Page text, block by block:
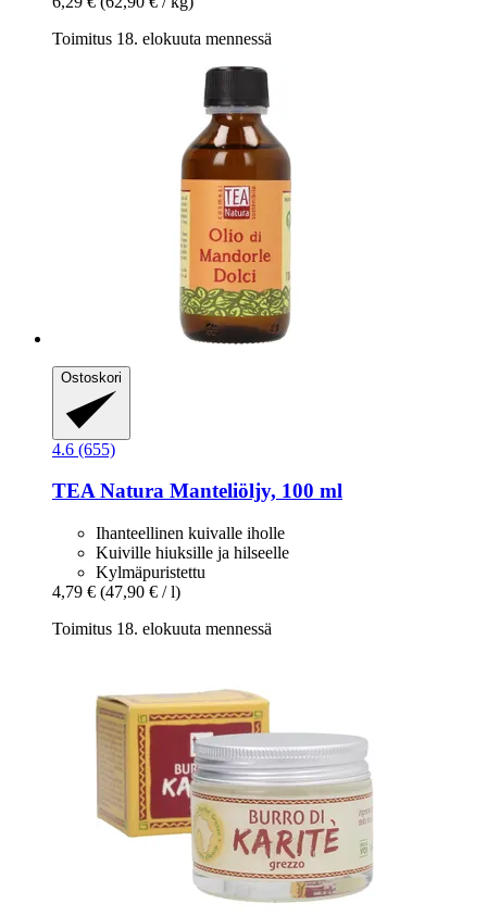
Toimitus 18. elokuuta mennessä
Ostoskori
4.6 (655)
TEA Natura Manteliöljy, 100 ml
Ihanteellinen kuivalle iholle
Kuiville hiuksille ja hilseelle
Kylmäpuristettu
4,79 € (47,90 € / l)
Toimitus 18. elokuuta mennessä